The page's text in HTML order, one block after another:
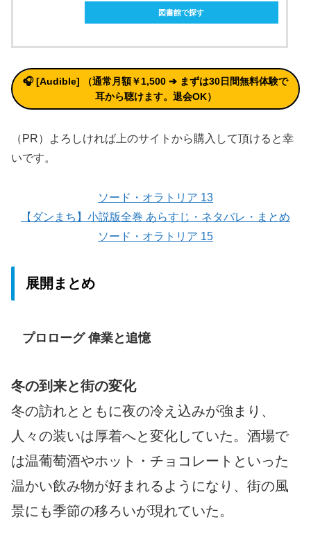
図書館で探す
🎧 [Audible] （通常月額￥1,500 ➔ まずは30日間無料体験で
耳から聴けます。退会OK）
（PR）よろしければ上のサイトから購入して頂けると幸
いです。
ソード・オラトリア 13
【ダンまち】小説版全巻 あらすじ・ネタバレ・まとめ
ソード・オラトリア 15
展開まとめ
プロローグ 偉業と追憶
冬の到来と街の変化
冬の訪れとともに夜の冷え込みが強まり、
人々の装いは厚着へと変化していた。酒場で
は温葡萄酒やホット・チョコレートといった
温かい飲み物が好まれるようになり、街の風
景にも季節の移ろいが現れていた。